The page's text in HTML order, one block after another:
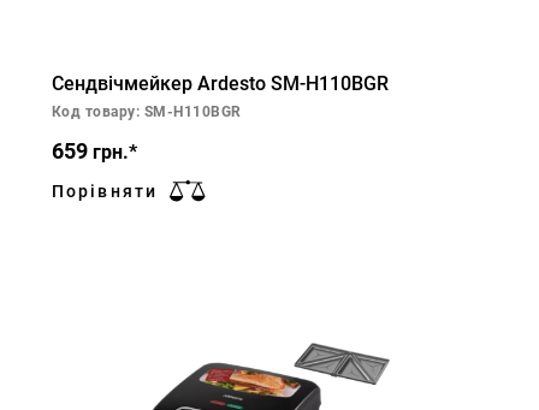
Сендвічмейкер Ardesto SM-H110BGR
Код товару: SM-H110BGR
659 грн.*
Порівняти